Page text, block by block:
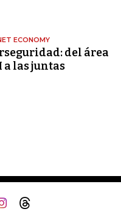
ECONOMY
del área
a las juntas